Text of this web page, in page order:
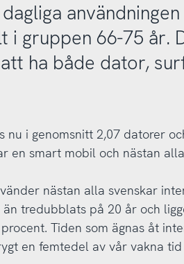
i gruppen 66-75 år.
ha både dator,
nu i genomsnitt 2,07 datorer
en smart mobil och nästan
nästan alla svenskar
än tredubblats på 20 år och
Tiden som ägnas åt
en femtedel av vår vakna